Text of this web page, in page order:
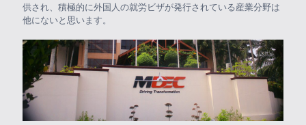
供され、積極的に外国人の就労ビザが発行されている産業分野は
他にないと思います。